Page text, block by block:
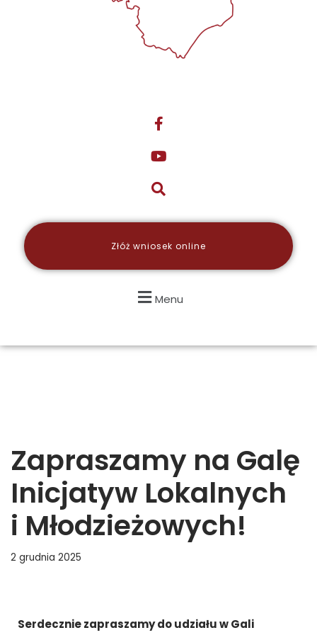
Złóż wniosek online
Menu
Zapraszamy na Galę
Inicjatyw Lokalnych
i Młodzieżowych!
2 grudnia 2025
Serdecznie zapraszamy do udziału w Gali